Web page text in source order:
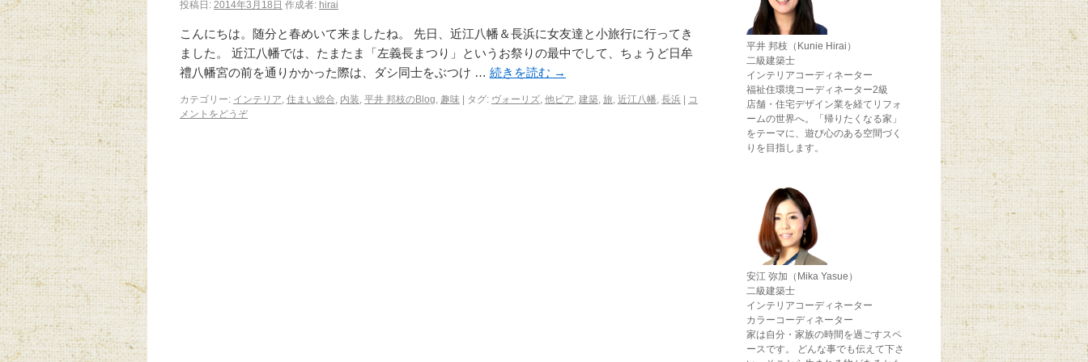
投稿日: 2014年3月18日 作成者: hirai
こんにちは。随分と春めいて来ましたね。 先日、近江八幡＆長浜に女友達と小旅行に行ってき
ました。 近江八幡では、たまたま「左義長まつり」というお祭りの最中でして、ちょうど日牟
禮八幡宮の前を通りかかった際は、ダシ同士をぶつけ … 続きを読む →
カテゴリー: インテリア, 住まい総合, 内装, 平井 邦枝のBlog, 趣味 タグ: ヴォーリズ, 他ビア, 建築, 旅, 近江八幡, 長浜
コ
メントをどうぞ
平井 邦枝（Kunie Hirai）
二級建築士
インテリアコーディネーター
福祉住環境コーディネーター2級
店舗・住宅デザイン業を経てリフォ
ームの世界へ。「帰りたくなる家」
をテーマに、遊び心のある空間づく
りを目指します。
安江 弥加（Mika Yasue）
二級建築士
インテリアコーディネーター
カラーコーディネーター
家は自分・家族の時間を過ごすスペ
ースです。 どんな事でも伝えて下さ